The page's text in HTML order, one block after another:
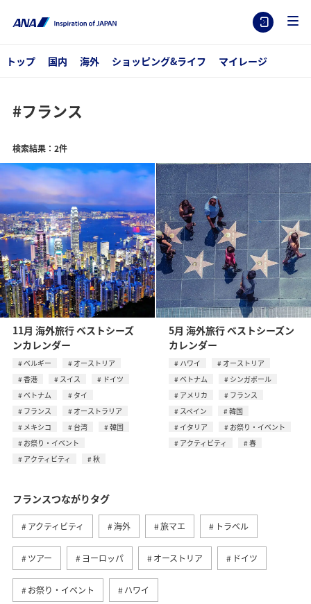
トップ 国内 海外 ショッピング&ライフ マイレージ
#フランス
検索結果：2件
11月 海外旅行 ベストシーズ
ンカレンダー
ベルギー
オーストリア
香港
スイス
ドイツ
ベトナム
タイ
フランス
オーストラリア
メキシコ
台湾
韓国
お祭り・イベント
アクティビティ
秋
5月 海外旅行 ベストシーズン
カレンダー
ハワイ
オーストリア
ベトナム
シンガポール
アメリカ
フランス
スペイン
韓国
イタリア
お祭り・イベント
アクティビティ
春
フランスつながりタグ
アクティビティ 海外 旅マエ トラベル
ツアー ヨーロッパ オーストリア ドイツ
お祭り・イベント ハワイ